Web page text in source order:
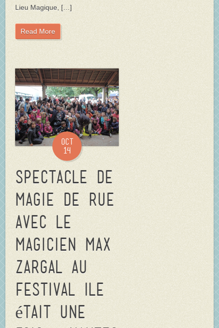
Lieu Magique, […]
Read More
Oct
14
Spectacle de
magie de rue
avec le
magicien Max
Zargal au
Festival Ile
était une